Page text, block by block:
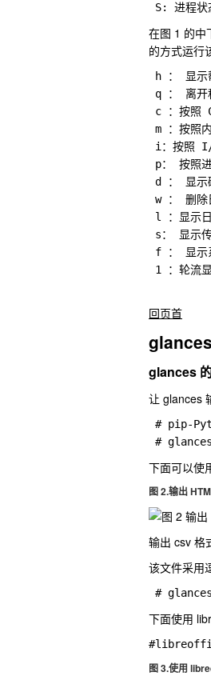
S: 进程状
在图 1 的中
的方式运行
h ： 显示
q ： 离开
c ：按照
m ：按照
i：按照 I/
p： 按照
d ： 显示
w ： 删除
l ：显示
s： 显示
f ： 显示
1 ：轮流
回页首
glances
让 glances
# pip-
#
下面可以使
图 2.输出
输出 csv 格
该文件采用
#
下面使用
图 3.使用